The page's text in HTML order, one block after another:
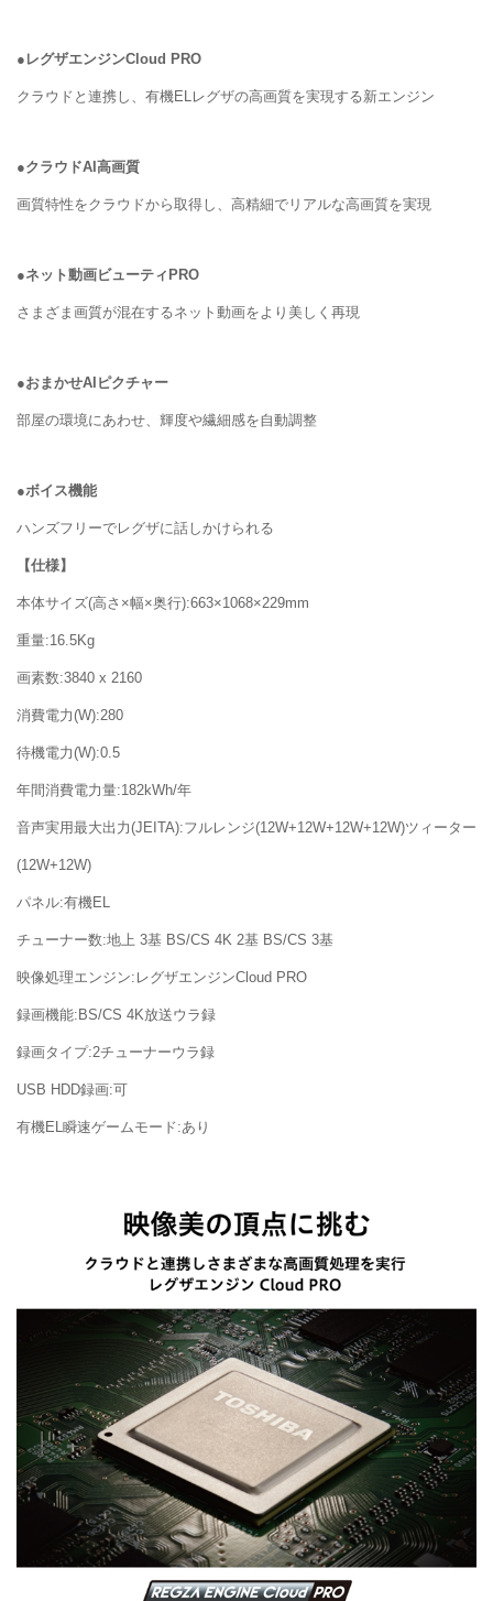
●レグザエンジンCloud PRO
クラウドと連携し、有機ELレグザの高画質を実現する新エンジン
●クラウドAI高画質
画質特性をクラウドから取得し、高精細でリアルな高画質を実現
●ネット動画ビューティPRO
さまざま画質が混在するネット動画をより美しく再現
●おまかせAIピクチャー
部屋の環境にあわせ、輝度や繊細感を自動調整
●ボイス機能
ハンズフリーでレグザに話しかけられる
【仕様】
本体サイズ(高さ×幅×奥行):663×1068×229mm
重量:16.5Kg
画素数:3840 x 2160
消費電力(W):280
待機電力(W):0.5
年間消費電力量:182kWh/年
音声実用最大出力(JEITA):フルレンジ(12W+12W+12W+12W)ツィーター
(12W+12W)
パネル:有機EL
チューナー数:地上 3基 BS/CS 4K 2基 BS/CS 3基
映像処理エンジン:レグザエンジンCloud PRO
録画機能:BS/CS 4K放送ウラ録
録画タイプ:2チューナーウラ録
USB HDD録画:可
有機EL瞬速ゲームモード:あり